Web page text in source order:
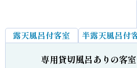
露天風呂付客室
半露天風呂付
専用貸切風呂ありの客